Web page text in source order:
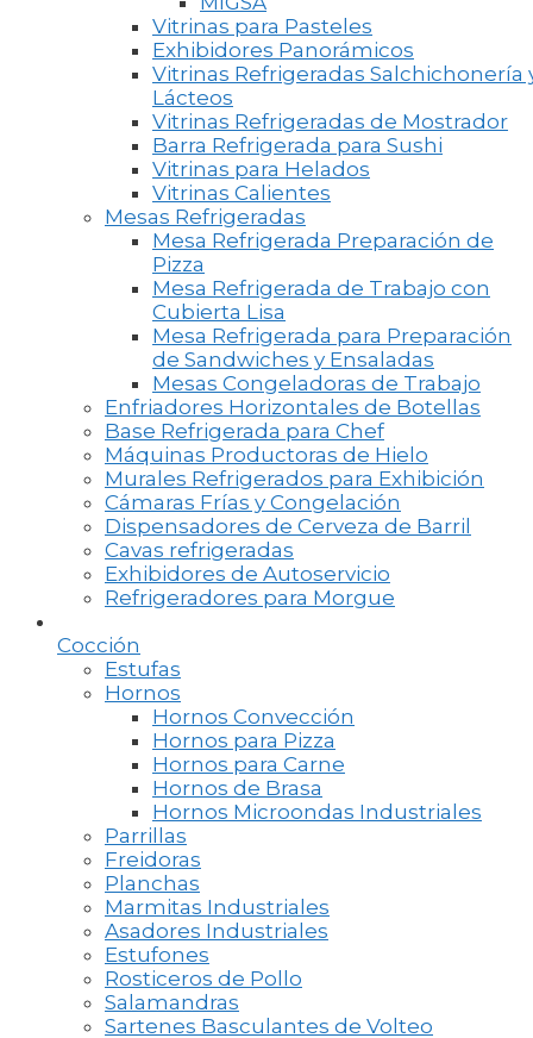
Vitrinas para Pasteles
Exhibidores Panorámicos
Vitrinas Refrigeradas Salchichonería
Lácteos
Vitrinas Refrigeradas de Mostrador
Barra Refrigerada para Sushi
Vitrinas para Helados
Vitrinas Calientes
Mesas Refrigeradas
Mesa Refrigerada Preparación de
Pizza
Mesa Refrigerada de Trabajo con
Cubierta Lisa
Mesa Refrigerada para Preparación
de Sandwiches y Ensaladas
Mesas Congeladoras de Trabajo
Enfriadores Horizontales de Botellas
Base Refrigerada para Chef
Máquinas Productoras de Hielo
Murales Refrigerados para Exhibición
Cámaras Frías y Congelación
Dispensadores de Cerveza de Barril
Cavas refrigeradas
Exhibidores de Autoservicio
Refrigeradores para Morgue
Cocción
Estufas
Hornos
Hornos Convección
Hornos para Pizza
Hornos para Carne
Hornos de Brasa
Hornos Microondas Industriales
Parrillas
Freidoras
Planchas
Marmitas Industriales
Asadores Industriales
Estufones
Rosticeros de Pollo
Salamandras
Sartenes Basculantes de Volteo